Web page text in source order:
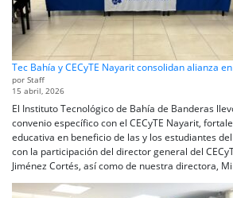
Tec Bahía y CECyTE Nayarit consolidan alianza
por Staff
15 abril, 2026
El Instituto Tecnológico de Bahía de Banderas
convenio específico con el CECyTE Nayarit,
educativa en beneficio de las y los estudiantes
con la participación del director general del
Jiménez Cortés, así como de nuestra directora,